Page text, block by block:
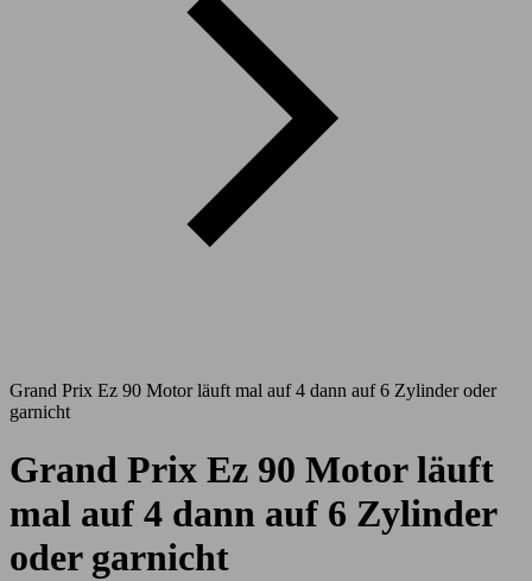
Grand Prix Ez 90 Motor läuft mal auf 4 dann auf 6 Zylinder oder
garnicht
Grand Prix Ez 90 Motor läuft
mal auf 4 dann auf 6 Zylinder
oder garnicht